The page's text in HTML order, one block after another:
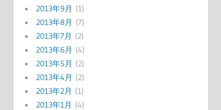
2013年9月 (1)
2013年8月 (7)
2013年7月 (2)
2013年6月 (4)
2013年5月 (2)
2013年4月 (2)
2013年2月 (1)
2013年1月 (4)